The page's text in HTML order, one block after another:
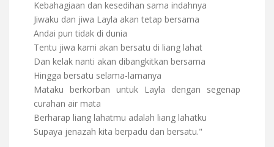
Kebahagiaan dan kesedihan sama indahnya
Jiwaku dan jiwa Layla akan tetap bersama
Andai pun tidak di dunia
Tentu jiwa kami akan bersatu di liang lahat
Dan kelak nanti akan dibangkitkan bersama
Hingga bersatu selama-lamanya
Mataku berkorban untuk Layla dengan segenap
curahan air mata
Berharap liang lahatmu adalah liang lahatku
Supaya jenazah kita berpadu dan bersatu."